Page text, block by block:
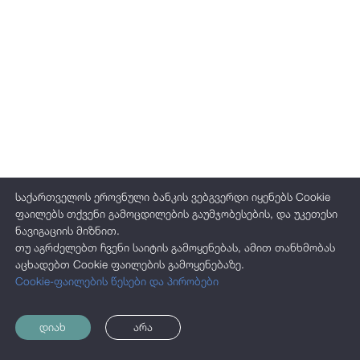
საქართველოს ეროვნული ბანკის ვებგვერდი იყენებს Cookie
ფაილებს თქვენი გამოცდილების გაუმჯობესების, და უკეთესი
ნავიგაციის მიზნით.
თუ აგრძელებთ ჩვენი საიტის გამოყენებას, ამით თანხმობას
აცხადებთ Cookie ფაილების გამოყენებაზე.
Cookie-ფაილების წესები და პირობები
დიახ არა